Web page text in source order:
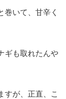
巻いて、甘辛く
ギも取れたんや
すが、正直、こ